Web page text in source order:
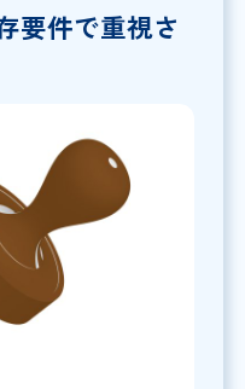
要件で重視さ